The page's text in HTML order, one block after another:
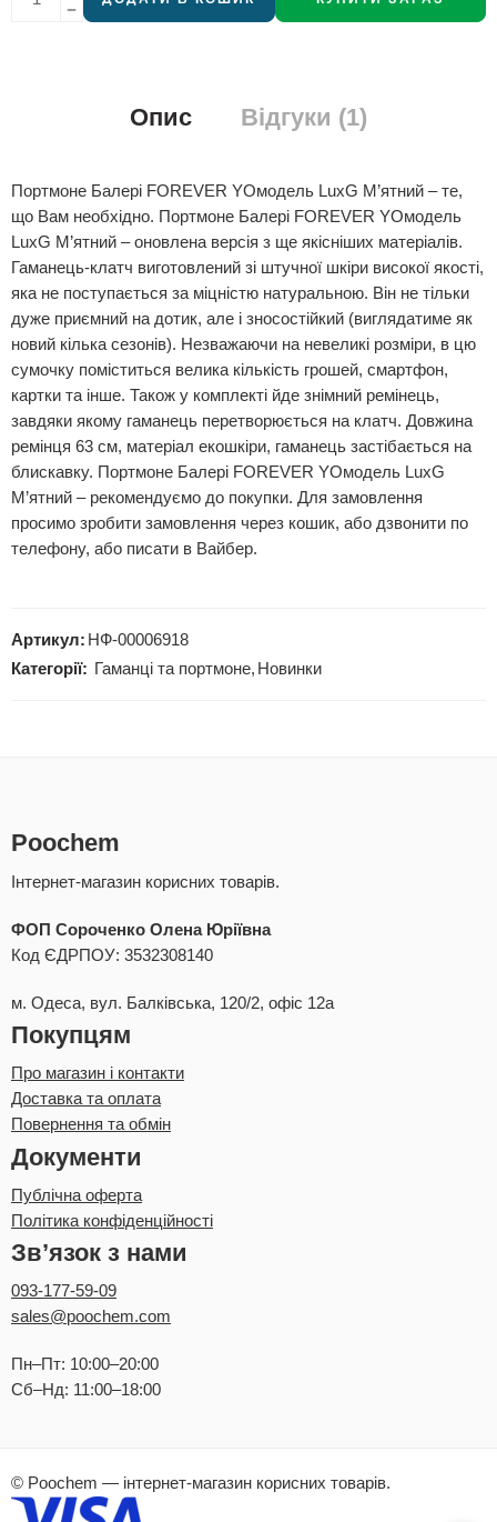
Опис Відгуки (1)
Портмоне Балері FOREVER YOмодель LuxG М’ятний – те,
що Вам необхідно. Портмоне Балері FOREVER YOмодель
LuxG М’ятний – оновлена версія з ще якісніших матеріалів.
Гаманець-клатч виготовлений зі штучної шкіри високої якості,
яка не поступається за міцністю натуральною. Він не тільки
дуже приємний на дотик, але і зносостійкий (виглядатиме як
новий кілька сезонів). Незважаючи на невеликі розміри, в цю
сумочку поміститься велика кількість грошей, смартфон,
картки та інше. Також у комплекті йде знімний ремінець,
завдяки якому гаманець перетворюється на клатч. Довжина
ремінця 63 см, матеріал екошкіри, гаманець застібається на
блискавку. Портмоне Балері FOREVER YOмодель LuxG
М’ятний – рекомендуємо до покупки. Для замовлення
просимо зробити замовлення через кошик, або дзвонити по
телефону, або писати в Вайбер.
Артикул: НФ-00006918
Категорії: Гаманці та портмоне, Новинки
Poochem
Інтернет-магазин корисних товарів.
ФОП Сороченко Олена Юріївна
Код ЄДРПОУ: 3532308140
м. Одеса, вул. Балківська, 120/2, офіс 12а
Покупцям
Про магазин і контакти
Доставка та оплата
Повернення та обмін
Документи
Публічна оферта
Політика конфіденційності
Зв’язок з нами
093-177-59-09
sales@poochem.com
Пн–Пт: 10:00–20:00
Сб–Нд: 11:00–18:00
© Poochem — інтернет-магазин корисних товарів.